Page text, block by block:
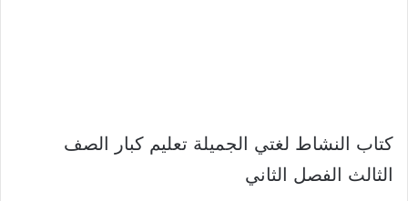
كتاب النشاط لغتي الجميلة تعليم كبار الصف
الثالث الفصل الثاني